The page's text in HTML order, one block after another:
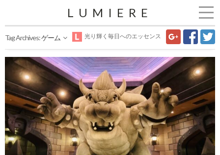
LUMIERE
光り輝く毎日へのエッセンス
Tag Archives:ゲーム